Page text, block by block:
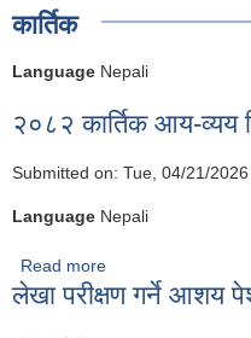
कार्तिक
Language Nepali
२०८२ कार्तिक आय-व्यय
Submitted on: Tue, 04/21/
Language Nepali
Read more
लेखा परीक्षण गर्ने आशय